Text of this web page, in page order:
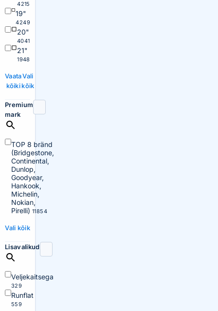
4215
19"
4249
20"
4041
21"
1948
Vaata
kõiki
Vali
kõik
Premium
mark
TOP 8 bränd
(Bridgestone,
Continental,
Dunlop,
Goodyear,
Hankook,
Michelin,
Nokian,
Pirelli) 11854
Vali kõik
Lisavalikud
Veljekaitsega
329
Runflat
559